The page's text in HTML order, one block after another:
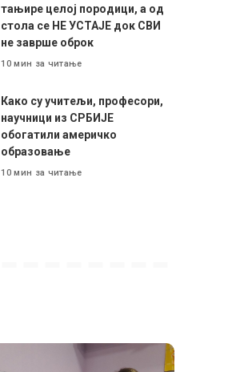
тањире целој породици, а од
стола се НЕ УСТАЈЕ док СВИ
не заврше оброк
10 мин за читање
Како су учитељи, професори,
научници из СРБИЈЕ
обогатили америчко
образовање
10 мин за читање